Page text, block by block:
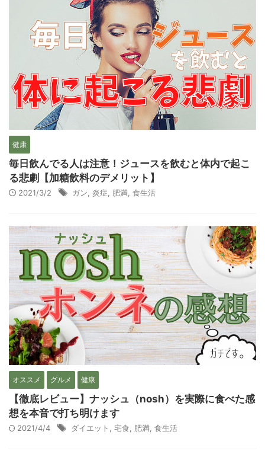
健康
毎日飲んでる人は注意！ジュースを飲むと体内で起こ
る悲劇【加糖飲料のデメリット】
2021/3/2 ガン, 炎症, 肥満, 食生活
オススメ グルメ 健康
【徹底レビュー】ナッシュ（nosh）を実際に食べた感
想を本音で打ち明けます
2021/4/4 ダイエット , 宅食, 肥満, 食生活